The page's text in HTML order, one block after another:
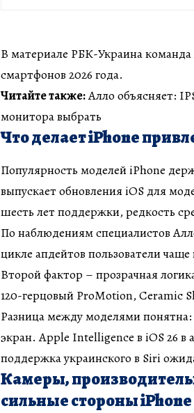
В материале РБК-Украина
смартфонов 2026 года.
Читайте также:Алло объясняет:
монитора выбрать
Что делает iPhone
Популярность моделей iPhone
выпускает обновления iOS для
шесть лет поддержки, редкость
По наблюдениям специалистов
цикле апдейтов пользователи
Второй фактор – прозрачная
120-герцовый ProMotion, Ceramic
Разница между моделями
экран. Apple Intelligence в iOS 26 в
поддержка украинского в Siri
Камеры,
сильные стороны